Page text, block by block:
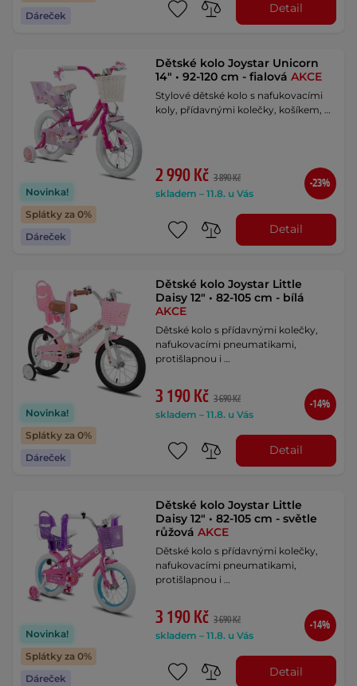
Dáreček
Detail
Novinka!
Splátky za 0%
Dáreček
Dětské kolo Joystar Unicorn
14" • 92-120 cm - fialováAKCE
Stylové dětské kolo s nafukovacími
koly, přídavnými kolečky, košíkem, …
2 990 Kč 3 890 Kč
skladem – 11.8. u Vás
-23%
Detail
Novinka!
Splátky za 0%
Dáreček
Dětské kolo Joystar Little
Daisy 12" • 82-105 cm - bílá
AKCE
Dětské kolo s přídavnými kolečky,
nafukovacími pneumatikami,
protišlapnou i …
3 190 Kč 3 690 Kč
skladem – 11.8. u Vás
-14%
Detail
Novinka!
Splátky za 0%
Dáreček
Dětské kolo Joystar Little
Daisy 12" • 82-105 cm - světle
růžováAKCE
Dětské kolo s přídavnými kolečky,
nafukovacími pneumatikami,
protišlapnou i …
3 190 Kč 3 690 Kč
skladem – 11.8. u Vás
-14%
Detail